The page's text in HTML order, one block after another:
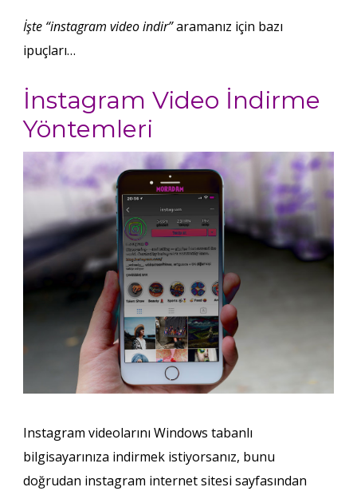
İşte “instagram video indir”aramanız için bazı
ipuçları…
İnstagram Video İndirme
Yöntemleri
Instagram videolarını Windows tabanlı
bilgisayarınıza indirmek istiyorsanız, bunu
doğrudan instagram internet sitesi sayfasından